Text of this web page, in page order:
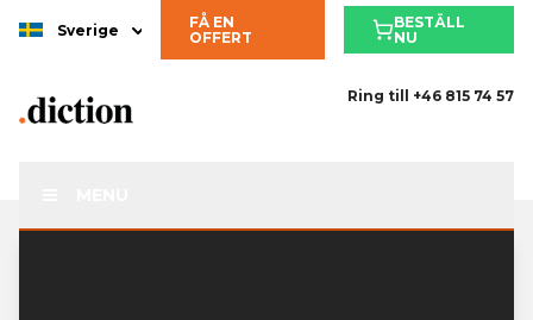
Sverige
FÅ EN
OFFERT
BESTÄLL
NU
Ring till +46 815 74 57